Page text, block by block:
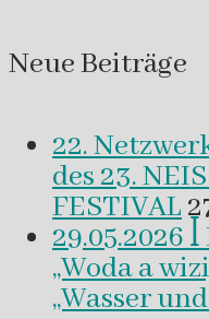
Neue Beiträge
22.
des 23.
FESTIVAL
29.05.2026
„Woda a
„Wasser